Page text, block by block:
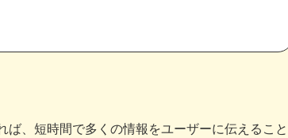
ば、短時間で多くの情報をユーザーに伝えること